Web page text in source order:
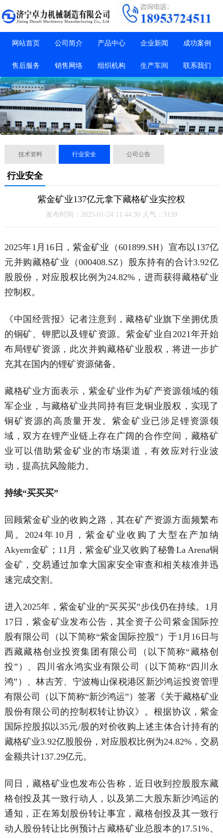
网站首页 公司简介 产品中心 企业新闻 成功案例
售后服务 销售网络 组织机构 生产车间 联系我们
技术资料 行业安全 公司公告
行业安全
紫金矿业137亿元拿下藏格矿业实控权
发布时间：2025-01-24 11:44:30 人气：3139
2025年1月16日，紫金矿业（601899.SH）宣布以137亿
元并购藏格矿业（000408.SZ）股东持有的合计3.92亿
股股份，对应股权比例为24.82%，进而获得藏格矿业
控制权。
《中国经营报》记者注意到，藏格矿业旗下坐拥优质
的铜矿、钾肥以及锂矿资源。紫金矿业自2021年开始
布局锂矿资源，此次并购藏格矿业股权，将进一步扩
充其在国内的锂矿资源储备。
藏格矿业方面表示，紫金矿业作为矿产资源领域的领
军企业，与藏格矿业共同持有巨龙铜业股权，实现了
铜矿资源的高质量开发。紫金矿业已涉足锂资源领
域，双方在锂产业链上存在广阔的合作空间，藏格矿
业可以借助紫金矿业的市场渠道，有效应对行业波
动，提高抗风险能力。
持续“买买买”
回顾紫金矿业的收购之路，其在矿产资源方面频繁布
局。2024年10月，紫金矿业收购了大型在产加纳
Akyem金矿；11月，紫金矿业又收购了秘鲁La Arena铜
金矿，交易通过加拿大国家安全审查和相关核准并迅
速完成交割。
进入2025年，紫金矿业的“买买买”步伐仍在持续。1月
17日，紫金矿业发布公告，其全资子公司紫金国际控
股有限公司（以下简称“紫金国际控股”）于1月16日与
西藏藏格创业投资集团有限公司（以下简称“藏格创
投”）、四川省永鸿实业有限公司（以下简称“四川永
鸿”）、林吉芳、宁波梅山保税港区新沙鸿运投资管理
有限公司（以下简称“新沙鸿运”）签署《关于藏格矿业
股份有限公司的控制权转让协议》。根据协议，紫金
国际控股拟以35元/股的对价收购上述主体合计持有的
藏格矿业3.92亿股股份，对应股权比例为24.82%，交易
金额共计137.29亿元。
同日，藏格矿业也发布公告称，近日收到控股股东藏
格创投及其一致行动人，以及第二大股东新沙鸿运的
通知，正在筹划股份转让事宜，藏格创投及其一致行
动人股份转让比例预计占藏格矿业总股本的17.51%、